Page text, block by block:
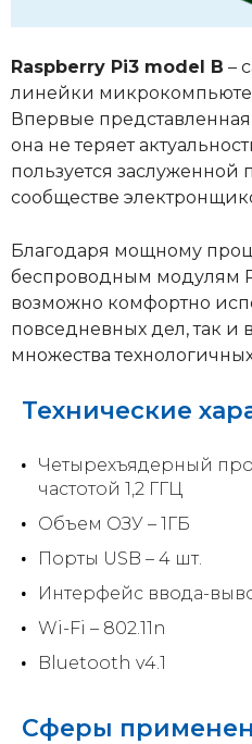
Raspberry Pi3 model B –
линейки
Впервые
она не теряет
пользуется заслуженной
сообществе
Благодаря мощному
беспроводным модулям
возможно комфортно
повседневных дел, так и
множества
Технические
Четырехъядерный
частотой 1,2 ГГЦ
Объем ОЗУ – 1ГБ
Порты USB – 4 шт.
Интерфейс ввода-
Wi-Fi – 802.11n
Bluetooth v4.1
Сферы